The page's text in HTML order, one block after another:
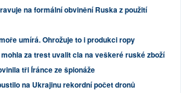
na formální obvinění Ruska z použití
umírá. Ohrožuje to i produkci ropy
za trest uvalit cla na veškeré ruské zboží
tři Íránce ze špionáže
na Ukrajinu rekordní počet dronů